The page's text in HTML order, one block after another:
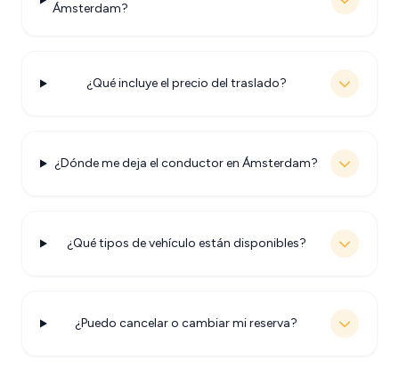
Ámsterdam?
¿Qué incluye el precio del traslado?
¿Dónde me deja el conductor en Ámsterdam?
¿Qué tipos de vehículo están disponibles?
¿Puedo cancelar o cambiar mi reserva?